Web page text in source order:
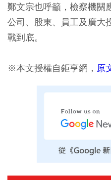
鄭文宗也呼籲，檢察機關
公司、股東、員工及廣大
戰到底。
※本文授權自鉅亨網， 原